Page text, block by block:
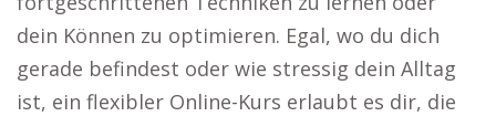
dein Können zu optimieren. Egal, wo du dich
gerade befindest oder wie stressig dein Alltag
ist, ein flexibler Online-Kurs erlaubt es dir, die